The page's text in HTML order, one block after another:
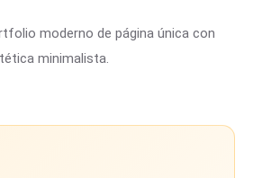
moderno de página única con
minimalista.